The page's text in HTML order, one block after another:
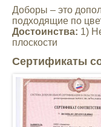
Доборы – это
подходящие по
Достоинства: 1)
плоскости
Сертификаты
Renault
Suzuki
Toyota
Volkswagen